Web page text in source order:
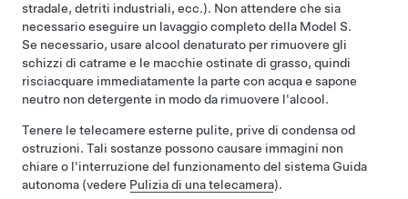
stradale, detriti industriali, ecc.). Non attendere che sia
necessario eseguire un lavaggio completo della Model S.
Se necessario, usare alcool denaturato per rimuovere gli
schizzi di catrame e le macchie ostinate di grasso, quindi
risciacquare immediatamente la parte con acqua e sapone
neutro non detergente in modo da rimuovere l'alcool.
Tenere le telecamere esterne pulite, prive di condensa od
ostruzioni. Tali sostanze possono causare immagini non
chiare o l'interruzione del funzionamento del sistema Guida
autonoma (vedere Pulizia di una telecamera).